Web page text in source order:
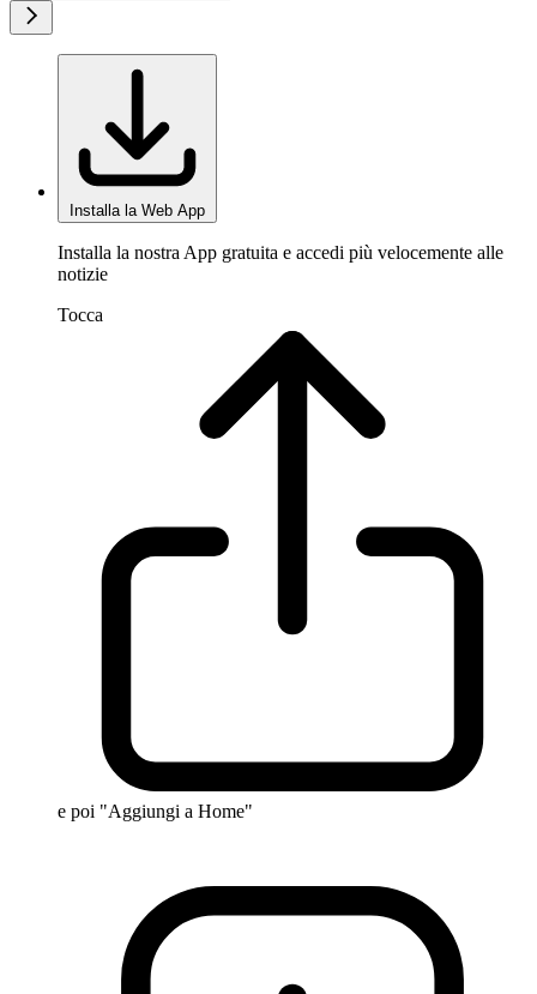
Installa la Web App
Installa la nostra App gratuita e accedi più velocemente alle
notizie
Tocca
e poi "Aggiungi a Home"